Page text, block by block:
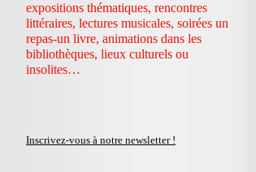
expositions thématiques, rencontres
littéraires, lectures musicales, soirées un
repas-un livre, animations dans les
bibliothèques, lieux culturels ou
insolites…
Inscrivez-vous à notre newsletter !